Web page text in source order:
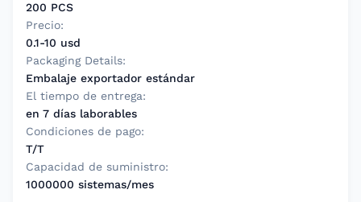
200 PCS
Precio:
0.1-10 usd
Packaging Details:
Embalaje exportador estándar
El tiempo de entrega:
en 7 días laborables
Condiciones de pago:
T/T
Capacidad de suministro:
1000000 sistemas/mes